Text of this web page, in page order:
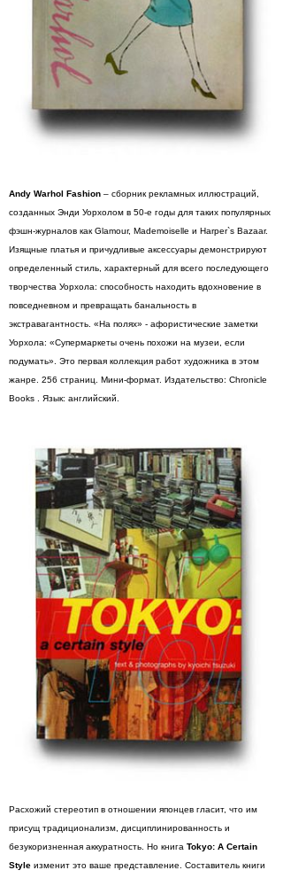
Andy Warhol Fashion – сборник рекламных иллюстраций,
созданных Энди Уорхолом в 50-е годы для таких популярных
фэшн-журналов как Glamour, Mademoiselle и Harper`s Bazaar.
Изящные платья и причудливые аксессуары демонстрируют
определенный стиль, характерный для всего последующего
творчества Уорхола: способность находить вдохновение в
повседневном и превращать банальность в
экстравагантность. «На полях» - афористические заметки
Уорхола: «Супермаркеты очень похожи на музеи, если
подумать». Это первая коллекция работ художника в этом
жанре. 256 страниц. Мини-формат. Издательство: Chronicle
Books . Язык: английский.
Расхожий стереотип в отношении японцев гласит, что им
присущ традиционализм, дисциплинированность и
безукоризненная аккуратность. Но книга Tokyo: A Certain
Style изменит это ваше представление. Составитель книги